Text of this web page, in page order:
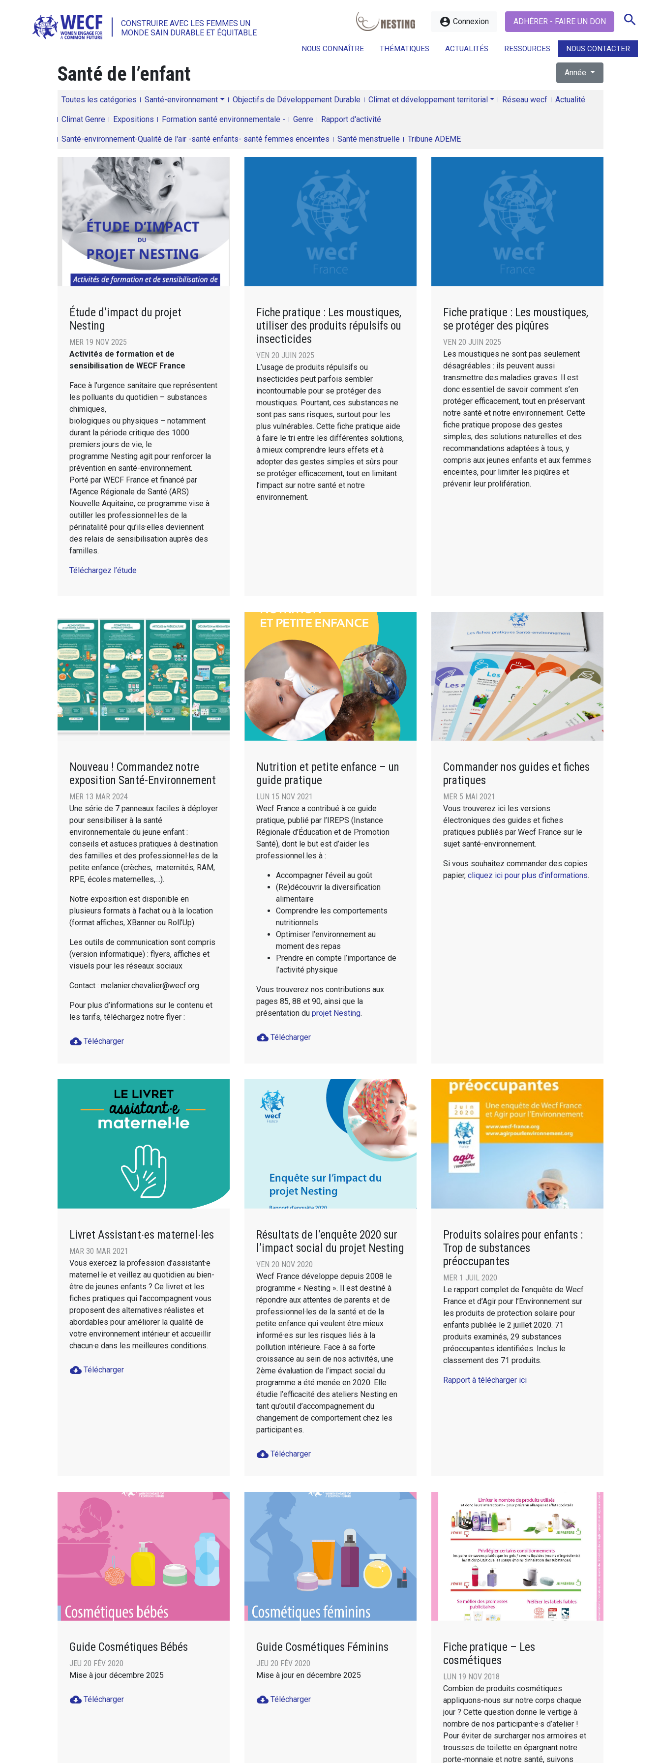
CONSTRUIRE AVEC LES FEMMES UN
MONDE SAIN DURABLE ET ÉQUITABLE
account_circle Connexion ADHÉRER - FAIRE UN DON search
NOUS CONNAÎTRE THÉMATIQUES ACTUALITÉS RESSOURCES NOUS CONTACTER
search
Santé de l’enfant Année
Toutes les catégories Santé-environnement Objectifs de Développement Durable Climat et développement territorial Réseau wecf Actualité
Climat Genre Expositions Formation santé environnementale - Genre Rapport d'activité
Santé-environnement-Qualité de l'air -santé enfants- santé femmes enceintes Santé menstruelle Tribune ADEME
Étude d’impact du projet
Nesting
MER 19 NOV 2025
Activités de formation et de
sensibilisation de WECF France
Face à l’urgence sanitaire que représentent
les polluants du quotidien – substances
chimiques,
biologiques ou physiques – notamment
durant la période critique des 1000
premiers jours de vie, le
programme Nesting agit pour renforcer la
prévention en santé-environnement.
Porté par WECF France et financé par
l’Agence Régionale de Santé (ARS)
Nouvelle Aquitaine, ce programme vise à
outiller les professionnel·les de la
périnatalité pour qu’ils·elles deviennent
des relais de sensibilisation auprès des
familles.
Téléchargez l’étude
Fiche pratique : Les moustiques,
utiliser des produits répulsifs ou
insecticides
VEN 20 JUIN 2025
L’usage de produits répulsifs ou
insecticides peut parfois sembler
incontournable pour se protéger des
moustiques. Pourtant, ces substances ne
sont pas sans risques, surtout pour les
plus vulnérables. Cette fiche pratique aide
à faire le tri entre les différentes solutions,
à mieux comprendre leurs effets et à
adopter des gestes simples et sûrs pour
se protéger efficacement, tout en limitant
l’impact sur notre santé et notre
environnement.
Fiche pratique : Les moustiques,
se protéger des piqûres
VEN 20 JUIN 2025
Les moustiques ne sont pas seulement
désagréables : ils peuvent aussi
transmettre des maladies graves. Il est
donc essentiel de savoir comment s’en
protéger efficacement, tout en préservant
notre santé et notre environnement. Cette
fiche pratique propose des gestes
simples, des solutions naturelles et des
recommandations adaptées à tous, y
compris aux jeunes enfants et aux femmes
enceintes, pour limiter les piqûres et
prévenir leur prolifération.
Nouveau ! Commandez notre
exposition Santé-Environnement
MER 13 MAR 2024
Une série de 7 panneaux faciles à déployer
pour sensibiliser à la santé
environnementale du jeune enfant :
conseils et astuces pratiques à destination
des familles et des professionnel·les de la
petite enfance (crèches, maternités, RAM,
RPE, écoles maternelles,…).
Notre exposition est disponible en
plusieurs formats à l’achat ou à la location
(format affiches, XBanner ou Roll’Up).
Les outils de communication sont compris
(version informatique) : flyers, affiches et
visuels pour les réseaux sociaux
Contact : melanier.chevalier@wecf.org
Pour plus d’informations sur le contenu et
les tarifs, téléchargez notre flyer :
cloud_download Télécharger
Nutrition et petite enfance – un
guide pratique
LUN 15 NOV 2021
Wecf France a contribué à ce guide
pratique, publié par l’IREPS (Instance
Régionale d’Éducation et de Promotion
Santé), dont le but est d’aider les
professionnel.les à :
Accompagner l’éveil au goût
(Re)découvrir la diversification
alimentaire
Comprendre les comportements
nutritionnels
Optimiser l’environnement au
moment des repas
Prendre en compte l’importance de
l’activité physique
Vous trouverez nos contributions aux
pages 85, 88 et 90, ainsi que la
présentation du projet Nesting.
cloud_download Télécharger
Commander nos guides et fiches
pratiques
MER 5 MAI 2021
Vous trouverez ici les versions
électroniques des guides et fiches
pratiques publiés par Wecf France sur le
sujet santé-environnement.
Si vous souhaitez commander des copies
papier, cliquez ici pour plus d’informations.
Livret Assistant∙es maternel∙les
MAR 30 MAR 2021
Vous exercez la profession d’assistant·e
maternel·le et veillez au quotidien au bien-
être de jeunes enfants ? Ce livret et les
fiches pratiques qui l’accompagnent vous
proposent des alternatives réalistes et
abordables pour améliorer la qualité de
votre environnement intérieur et accueillir
chacun·e dans les meilleures conditions.
cloud_download Télécharger
Résultats de l’enquête 2020 sur
l’impact social du projet Nesting
VEN 20 NOV 2020
Wecf France développe depuis 2008 le
programme « Nesting ». Il est destiné à
répondre aux attentes de parents et de
professionnel·les de la santé et de la
petite enfance qui veulent être mieux
informé·es sur les risques liés à la
pollution intérieure. Face à sa forte
croissance au sein de nos activités, une
2ème évaluation de l’impact social du
programme a été menée en 2020. Elle
étudie l’efficacité des ateliers Nesting en
tant qu’outil d’accompagnement du
changement de comportement chez les
participant·es.
cloud_download Télécharger
Produits solaires pour enfants :
Trop de substances
préoccupantes
MER 1 JUIL 2020
Le rapport complet de l’enquête de Wecf
France et d’Agir pour l’Environnement sur
les produits de protection solaire pour
enfants publiée le 2 juillet 2020. 71
produits examinés, 29 substances
préoccupantes identifiées. Inclus le
classement des 71 produits.
Rapport à télécharger ici
Guide Cosmétiques Bébés
JEU 20 FÉV 2020
Mise à jour décembre 2025
cloud_download Télécharger
Guide Cosmétiques Féminins
JEU 20 FÉV 2020
Mise à jour en décembre 2025
cloud_download Télécharger
Fiche pratique – Les
cosmétiques
LUN 19 NOV 2018
Combien de produits cosmétiques
appliquons-nous sur notre corps chaque
jour ? Cette question donne le vertige à
nombre de nos participant·e·s d’atelier !
Pour éviter de surcharger nos armoires et
trousses de toilette en épargnant notre
porte-monnaie et notre santé, suivons